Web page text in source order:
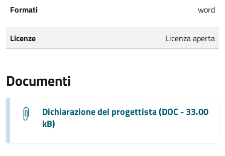
Formati
word
Licenze Licenza aperta
Documenti
Dichiarazione del progettista (DOC - 33.00
kB)